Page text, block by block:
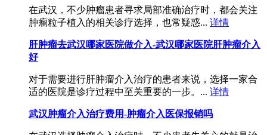
在武汉，不少肿瘤患者寻求局部准确治疗时，都会关注
肿瘤粒子植入的相关诊疗选择，也常疑惑... 详情
肝肿瘤去武汉哪家医院做介入-武汉哪家医院肝肿瘤介入
好
对于需要进行肝肿瘤介入治疗的患者来说，选择一家合
适的医院是诊疗过程中至关重要的一步。... 详情
武汉肿瘤介入治疗费用-肿瘤介入医保报销吗